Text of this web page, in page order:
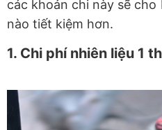
các khoản chi này sẽ
nào tiết kiệm hơn.
1. Chi phí nhiên liệu 1